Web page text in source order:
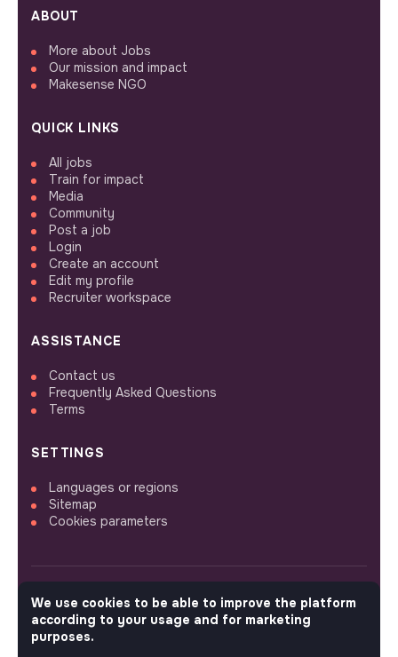
ABOUT
More about Jobs
Our mission and impact
Makesense NGO
QUICK LINKS
All jobs
Train for impact
Media
Community
Post a job
Login
Create an account
Edit my profile
Recruiter workspace
ASSISTANCE
Contact us
Frequently Asked Questions
Terms
SETTINGS
Languages or regions
Sitemap
Cookies parameters
FOLLOW US
We use cookies to be able to improve the platform
according to your usage and for marketing
purposes.